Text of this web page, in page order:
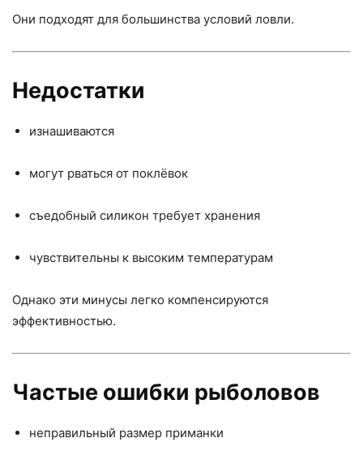
Они подходят для большинства условий ловли.
Недостатки
изнашиваются
могут рваться от поклёвок
съедобный силикон требует хранения
чувствительны к высоким температурам
Однако эти минусы легко компенсируются
эффективностью.
Частые ошибки рыболовов
неправильный размер приманки